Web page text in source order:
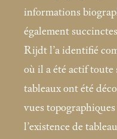
informations
également succinctes
Rijdt l’a identifié
où il a été actif toute
tableaux ont été
vues topographiques
l’existence de